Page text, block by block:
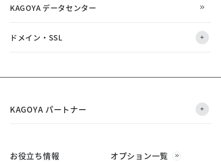
KAGOYA データセンター
ドメイン・SSL
KAGOYA パートナー
お役立ち情報
オプション一覧